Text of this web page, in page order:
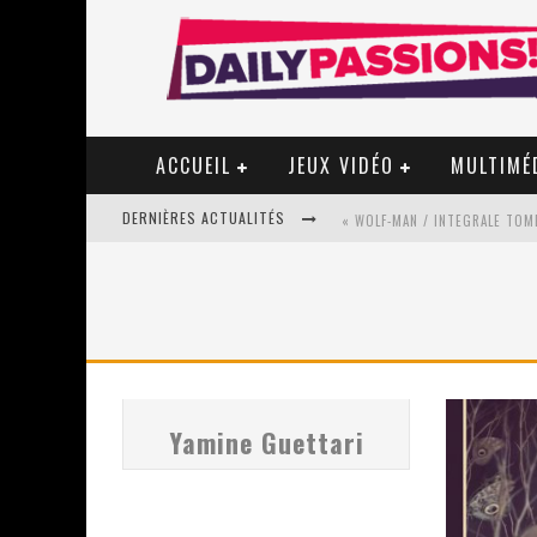
ACCUEIL JEUX VIDÉO
DERNIÈRES ACTUALITÉS « WOLF-MAN / INTEGRALE
« MON VILLAGE RÉVOLTÉ » -
PSYRIVER 2026 : LA MAGIE
« MOFUSAND / PARLER
Yamine Guettari